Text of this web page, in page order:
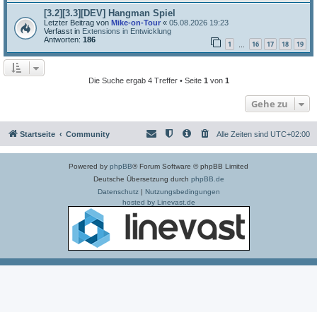
[3.2][3.3][DEV] Hangman Spiel
Letzter Beitrag von Mike-on-Tour « 05.08.2026 19:23
Verfasst in Extensions in Entwicklung
Antworten: 186 1 16 17 18 19
Die Suche ergab 4 Treffer • Seite 1 von 1
Gehe zu
Startseite Community Alle Zeiten sind UTC+02:00
Powered by phpBB® Forum Software © phpBB Limited
Deutsche Übersetzung durch phpBB.de
Datenschutz| Nutzungsbedingungen
hosted by Linevast.de